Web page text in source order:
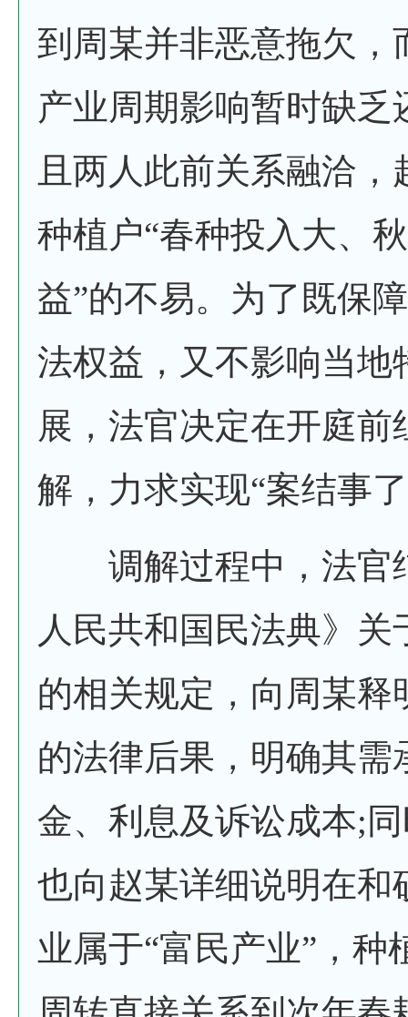
到周某并非恶意拖欠，
产业周期影响暂时缺乏
且两人此前关系融洽，
种植户“春种投入大、
益”的不易。为了既保
法权益，又不影响当地
展，法官决定在开庭前
解，力求实现“案结事
调解过程中，法官
人民共和国民法典》关
的相关规定，向周某释
的法律后果，明确其需
金、利息及诉讼成本;
也向赵某详细说明在和
业属于“富民产业”，种